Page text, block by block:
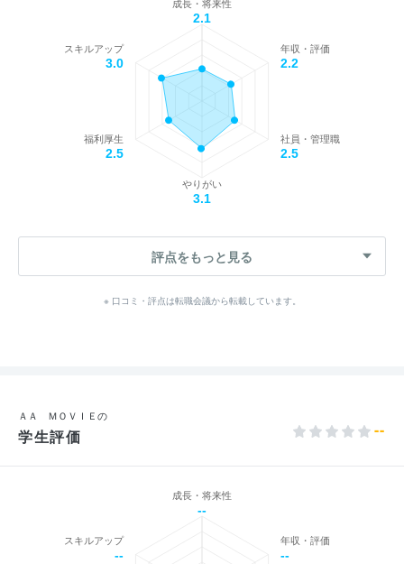
成長・将来性
2.1
年収・評価
2.2
社員・管理職
2.5
やりがい
3.1
福利厚生
2.5
スキルアップ
3.0
評点をもっと見る
※ 口コミ・評点は転職会議から転載しています。
ＡＡ ＭＯＶＩＥの
学生評価 --
成長・将来性
--
年収・評価
--
スキルアップ
--